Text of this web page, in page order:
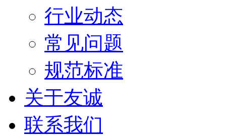
行业动态
常见问题
规范标准
关于友诚
联系我们